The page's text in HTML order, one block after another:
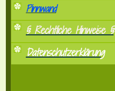
Pinnwand
§ Rechtliche Hinweise §
Datenschutzerklärung